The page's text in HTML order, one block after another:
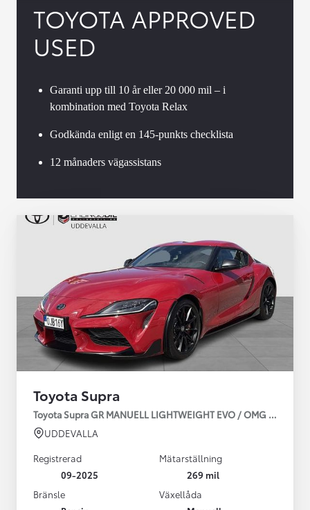
TOYOTA APPROVED
USED
Garanti upp till 10 år eller 20 000 mil – i
kombination med Toyota Relax
Godkända enligt en 145-punkts checklista
12 månaders vägassistans
Toyota Supra
Toyota Supra GR MANUELL LIGHTWEIGHT EVO / OMG LEV!
UDDEVALLA
Registrerad
09-2025
Mätarställning
269 mil
Bränsle
Växellåda